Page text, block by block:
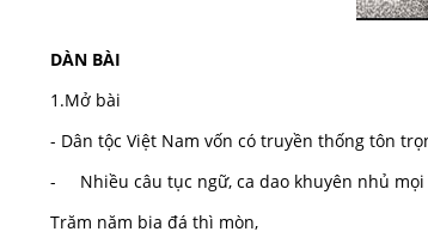
DÀN BÀI
1.Mở bài
- Dân tộc Việt Nam vốn có truyền thống tôn
- Nhiều câu tục ngữ, ca dao khuyên nhủ mọi
Trăm năm bia đá thì mòn,